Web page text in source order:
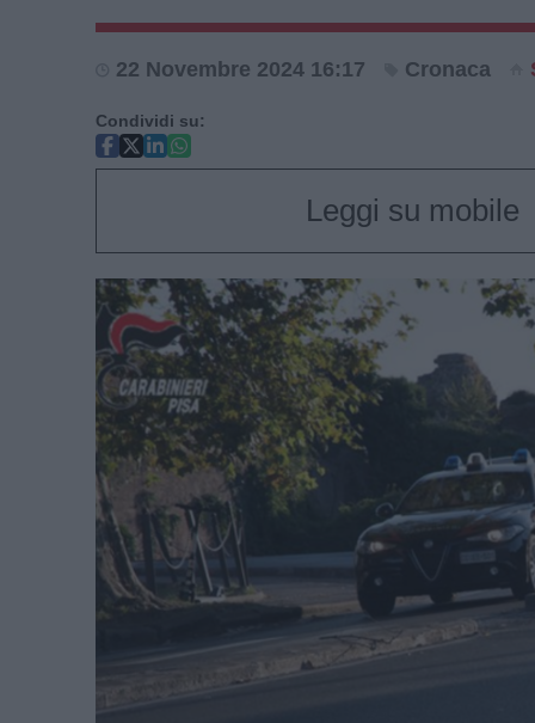
22 Novembre 2024 16:17 Cronaca
Condividi su:
Leggi su mobile